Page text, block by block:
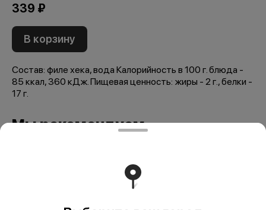
339 ₽
В корзину
Состав: филе хека, вода Калорийность в 100 г. блюда -
85 ккал, 360 кДж. Пищевая ценность: жиры - 2 г., белки -
17 г.
Мы рекомендуем